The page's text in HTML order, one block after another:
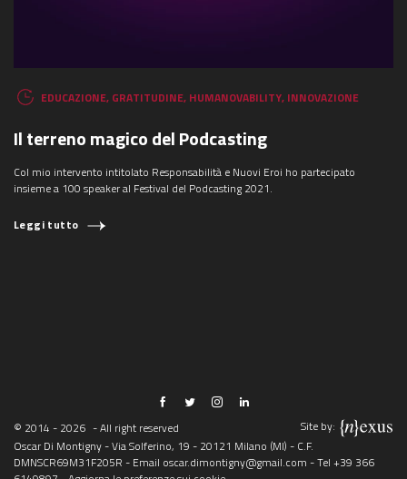
EDUCAZIONE, GRATITUDINE, HUMANOVABILITY, INNOVAZIONE
Il terreno magico del Podcasting
Col mio intervento intitolato Responsabilità e Nuovi Eroi ho partecipato
insieme a 100 speaker al Festival del Podcasting 2021.
Leggi tutto
© 2014 - 2026 - All right reserved
Site by:
Oscar Di Montigny - Via Solferino, 19 - 20121 Milano (MI) - C.F.
DMNSCR69M31F205R - Email oscar.dimontigny@gmail.com - Tel +39 366